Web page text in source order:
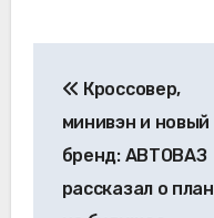
по
записям
Кроссовер,
минивэн и новый
бренд: АВТОВАЗ
рассказал о